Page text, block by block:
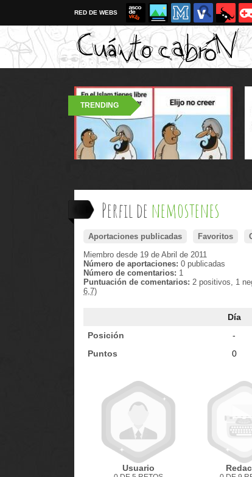
RED DE WEBS
TRENDING
Perfil de nemostenes
Aportaciones publicadas Favoritos
Miembro desde 19 de Abril de 2011
Número de aportaciones: 0 publicadas
Número de comentarios: 1
Puntuación de comentarios: 2 positivos, 1
6,7)
Día
Posición
-
Puntos
0
Usuario